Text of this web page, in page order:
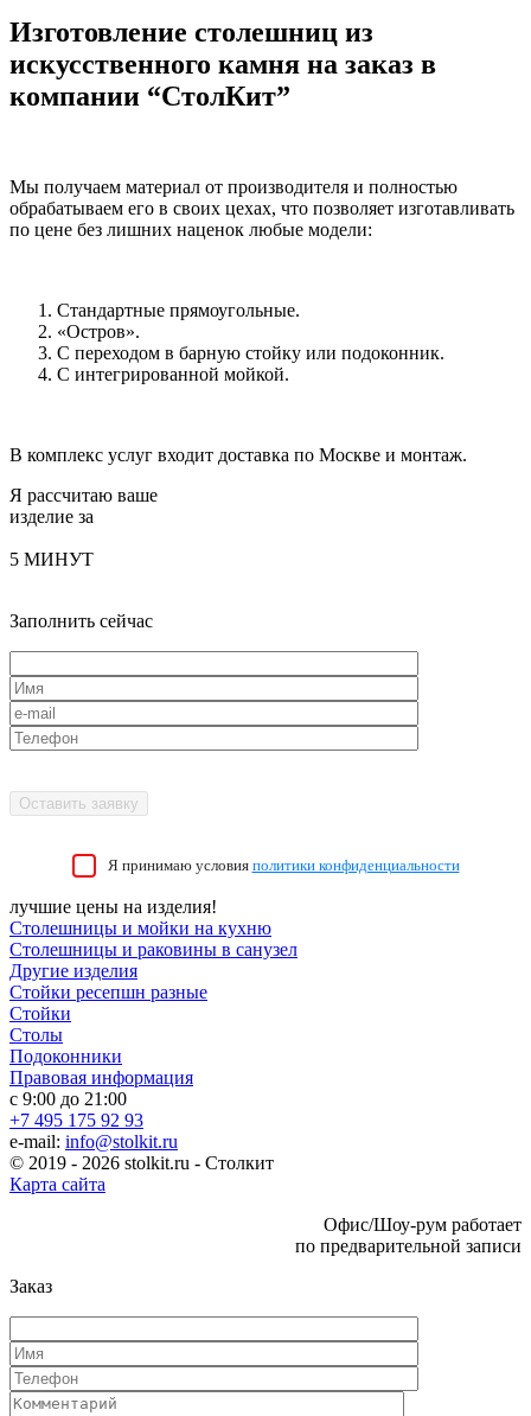
Изготовление столешниц из
искусственного камня на заказ в
компании “СтолКит”
Мы получаем материал от производителя и полностью
обрабатываем его в своих цехах, что позволяет изготавливать
по цене без лишних наценок любые модели:
Стандартные прямоугольные.
«Остров».
С переходом в барную стойку или подоконник.
С интегрированной мойкой.
В комплекс услуг входит доставка по Москве и монтаж.
Я рассчитаю ваше
изделие за
5 МИНУТ
Заполнить сейчас
Я принимаю условия политики конфиденциальности
лучшие цены на изделия!
Столешницы и мойки на кухню
Столешницы и раковины в санузел
Другие изделия
Стойки ресепшн разные
Стойки
Столы
Подоконники
Правовая информация
с 9:00 до 21:00
+7 495 175 92 93
e-mail: info@stolkit.ru
© 2019 - 2026 stolkit.ru - Столкит
Карта сайта
Офис/Шоу-рум работает
по предварительной записи
Заказ